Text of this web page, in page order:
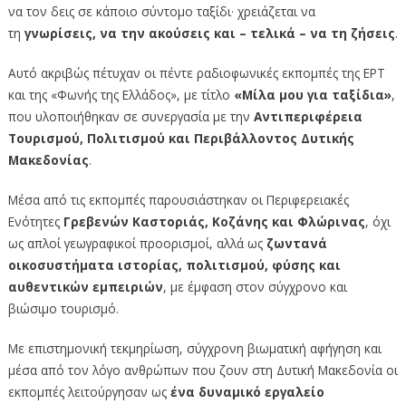
να τον δεις σε κάποιο σύντομο ταξίδι· χρειάζεται να
τη γνωρίσεις, να την ακούσεις και – τελικά – να τη ζήσεις.
Αυτό ακριβώς πέτυχαν οι πέντε ραδιοφωνικές εκπομπές της ΕΡΤ
και της «Φωνής της Ελλάδος», με τίτλο «Μίλα μου για ταξίδια»,
που υλοποιήθηκαν σε συνεργασία με την Αντιπεριφέρεια
Τουρισμού, Πολιτισμού και Περιβάλλοντος Δυτικής
Μακεδονίας.
Μέσα από τις εκπομπές παρουσιάστηκαν οι Περιφερειακές
Ενότητες Γρεβενών Καστοριάς, Κοζάνης και Φλώρινας, όχι
ως απλοί γεωγραφικοί προορισμοί, αλλά ως ζωντανά
οικοσυστήματα ιστορίας, πολιτισμού, φύσης και
αυθεντικών εμπειριών, με έμφαση στον σύγχρονο και
βιώσιμο τουρισμό.
Με επιστημονική τεκμηρίωση, σύγχρονη βιωματική αφήγηση και
μέσα από τον λόγο ανθρώπων που ζουν στη Δυτική Μακεδονία οι
εκπομπές λειτούργησαν ως ένα δυναμικό εργαλείο